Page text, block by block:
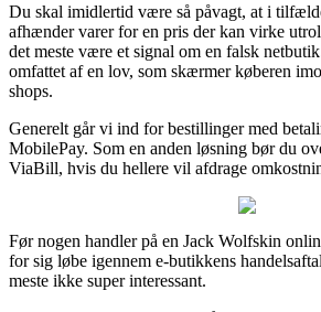
Du skal imidlertid være så påvagt, at i
afhænder varer for en pris der kan virke
det meste være et signal om en falsk
omfattet af en lov, som skærmer køberen
shops.
Generelt går vi ind for bestillinger med
MobilePay. Som en anden løsning bør du
ViaBill, hvis du hellere vil afdrage
Før nogen handler på en Jack Wolfskin
for sig løbe igennem e-butikkens
meste ikke super interessant.